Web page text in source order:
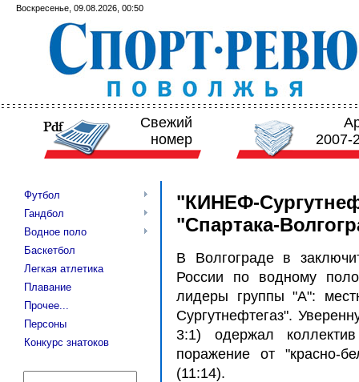
Воскресенье, 09.08.2026, 00:50
Свежий
номер
2007-
Футбол
Гандбол
Водное поло
Баскетбол
Легкая атлетика
Плавание
Прочее...
Персоны
Конкурс знатоков
"КИНЕФ-
"Спартака-
В Волгограде в
России по водному
лидеры группы "А":
Сургутнефтегаз".
3:1) одержал
поражение от "красно-
(11:14).